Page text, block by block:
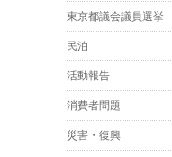
東京都議会議員選挙
民泊
活動報告
消費者問題
災害・復興